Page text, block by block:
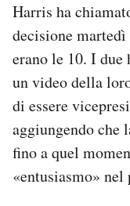
Harris ha
decisione
erano le 10. I
un video della
di essere
aggiungendo che
fino a quel
«entusiasmo» nel